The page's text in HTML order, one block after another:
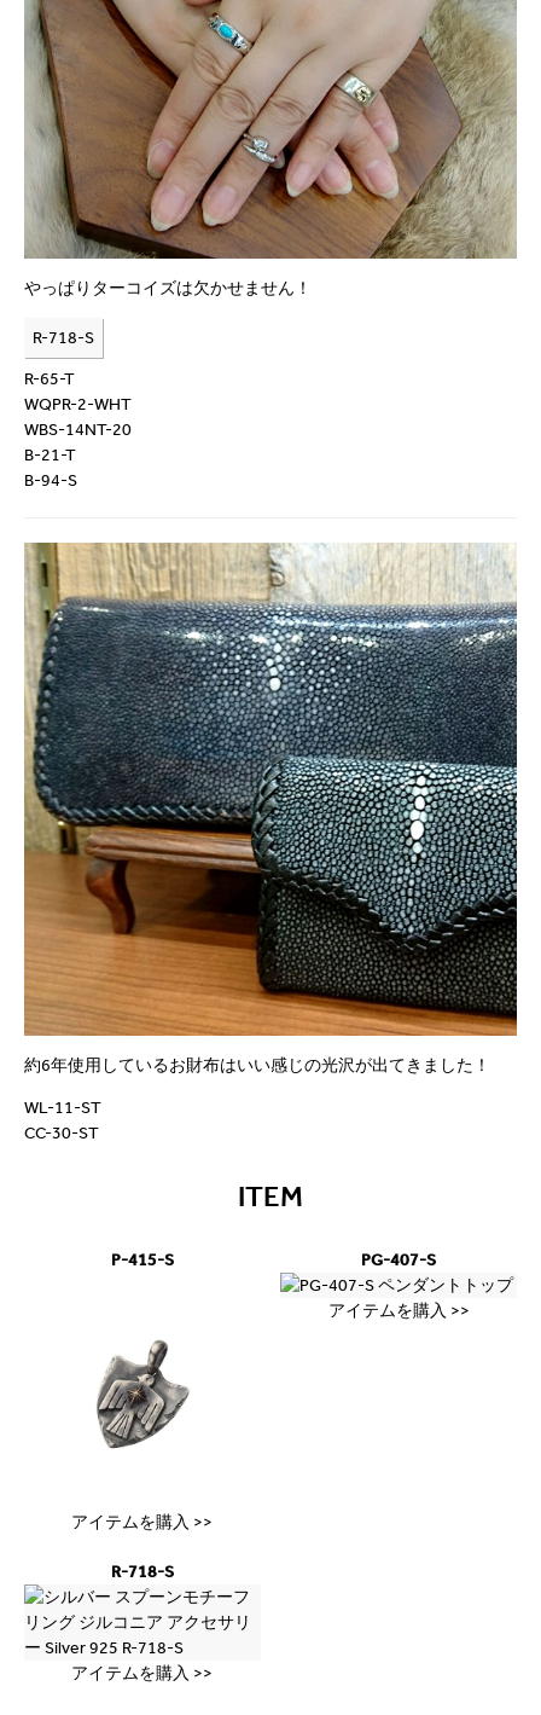
やっぱりターコイズは欠かせません！
R-718-S
R-65-T
WQPR-2-WHT
WBS-14NT-20
B-21-T
B-94-S
約6年使用しているお財布はいい感じの光沢が出てきました！
WL-11-ST
CC-30-ST
ITEM
P-415-S
アイテムを購入 >>
PG-407-S
アイテムを購入 >>
R-718-S
アイテムを購入 >>